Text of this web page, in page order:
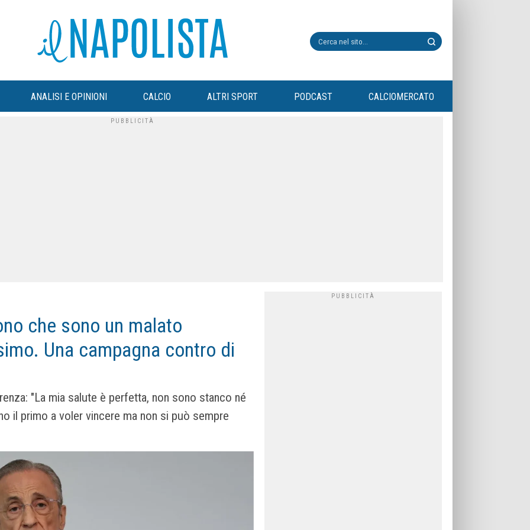
ANALISI E OPINIONI CALCIO ALTRI SPORT PODCAST CALCIOMERCATO
che sono un malato
Una campagna contro di
"La mia salute è perfetta, non sono stanco né
il primo a voler vincere ma non si può sempre